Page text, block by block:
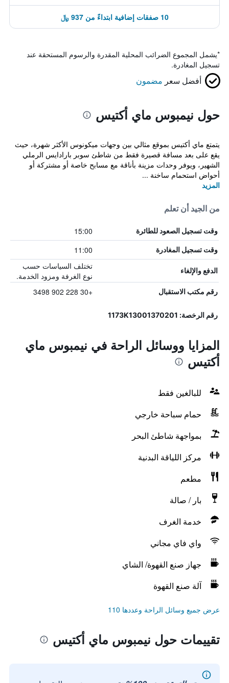
10 صفقات إضافية ابتداءً من 937 ﷼
*يشمل المجموع الضرائب المحلية المقدرة والرسوم المستحقة عند
تسجيل المغادرة.
أفضل سعر مضمون
حول نيمبوس ماي أكتيس
يتمتع ماي أكتيس بموقع مثالي بين وجهات ميكونوس الأكثر شهرة، حيث
يقع على بعد مسافة قصيرة فقط من شاطئ سوبر بارادايس الرملي
الشهير، ويوفر وحدات مزينة بأناقة مع مسابح خاصة أو مشتركة أو
أحواض استحمام ساخنة ...
المزيد
من الجيد أن تعلم
وقت تسجيل الصعود للطائرة 15:00
وقت تسجيل المغادرة 11:00
الدفع والإلغاء
تختلف السياسات حسب
نوع الغرفة ومزود الخدمة.
رقم مكتب الاستقبال +30 228 902 3498
رقم الرخصة: 1173Κ13001370201
المزايا ووسائل الراحة في نيمبوس ماي
أكتيس
للبالغين فقط
حمام سباحة خارجي
بمواجهة شاطئ البحر
مركز اللياقة البدنية
مطعم
بار / صالة
خدمة الغرف
واي فاي مجاني
جهاز صنع القهوة/ الشاي
آلة صنع القهوة
عرض جميع وسائل الراحة وعددها 110
تقييمات حول نيمبوس ماي أكتيس